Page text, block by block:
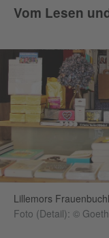
Vom Lesen
Lillemors
Foto (Detail): ©